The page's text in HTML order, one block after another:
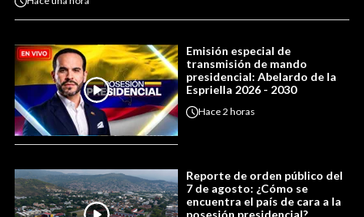
Emisión especial de
transmisión de mando
presidencial: Abelardo de la
Espriella 2026 - 2030
Hace2 horas
Reporte de orden público del
7 de agosto: ¿Cómo se
encuentra el país de cara a la
posesión presidencial?